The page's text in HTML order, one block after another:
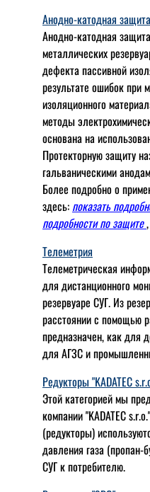
Анодно-катодная защита
Анодно-катодная
металлических
дефекта пассивной
результате ошибок при
изоляционного
методы
основана на
Протекторную защиту
гальваническими
Более подробно о
здесь: показать
подробности по защите
Телеметрия
Телеметрическая
для дистанционного
резервуаре СУГ. Из
расстоянии с помощью
предназначен, как для
для АГЗС и
Редукторы "KADATEC
Этой категорией мы
компании "KADATEC
(редукторы)
давления газа (пропан-
СУГ к потребителю.